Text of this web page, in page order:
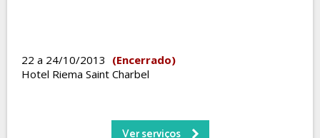
22 a 24/10/2013 (Encerrado)
Hotel Riema Saint Charbel
Ver serviços